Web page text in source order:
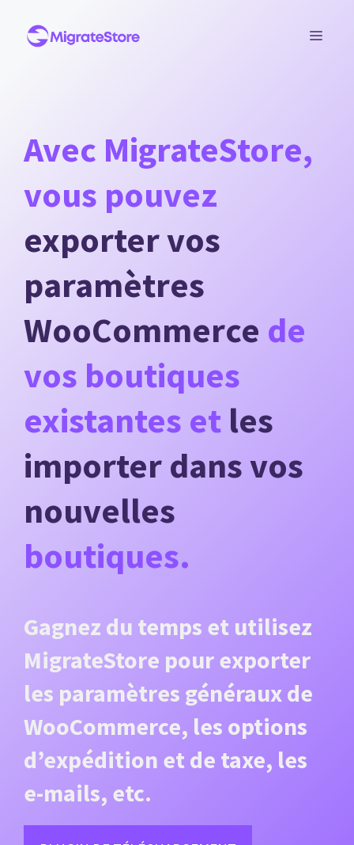
Avec MigrateStore,
vous pouvez
exporter vos
paramètres
WooCommerce de
vos boutiques
existantes et les
importer dans vos
nouvelles
boutiques.
Gagnez du temps et utilisez
MigrateStore pour exporter
les paramètres généraux de
WooCommerce, les options
d’expédition et de taxe, les
e-mails, etc.